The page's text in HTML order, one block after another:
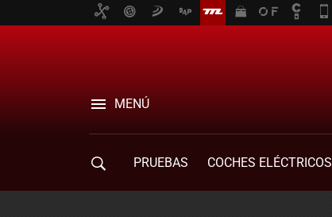
MENÚ
PRUEBAS COCHES ELÉCTRICOS